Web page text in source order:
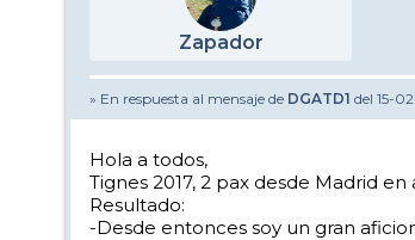
Zapador
» En respuesta al mensaje de DGATD1 del 15-
Hola a todos,
Tignes 2017, 2 pax desde Madrid
Resultado:
-Desde entonces soy un gran